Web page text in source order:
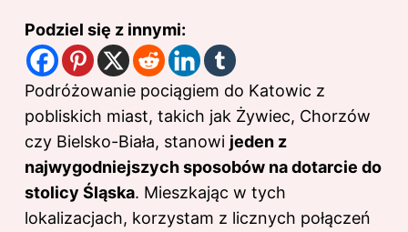
Podziel się z innymi:
Podróżowanie pociągiem do Katowic z
pobliskich miast, takich jak Żywiec, Chorzów
czy Bielsko-Biała, stanowi jeden z
najwygodniejszych sposobów na dotarcie do
stolicy Śląska. Mieszkając w tych
lokalizacjach, korzystam z licznych połączeń